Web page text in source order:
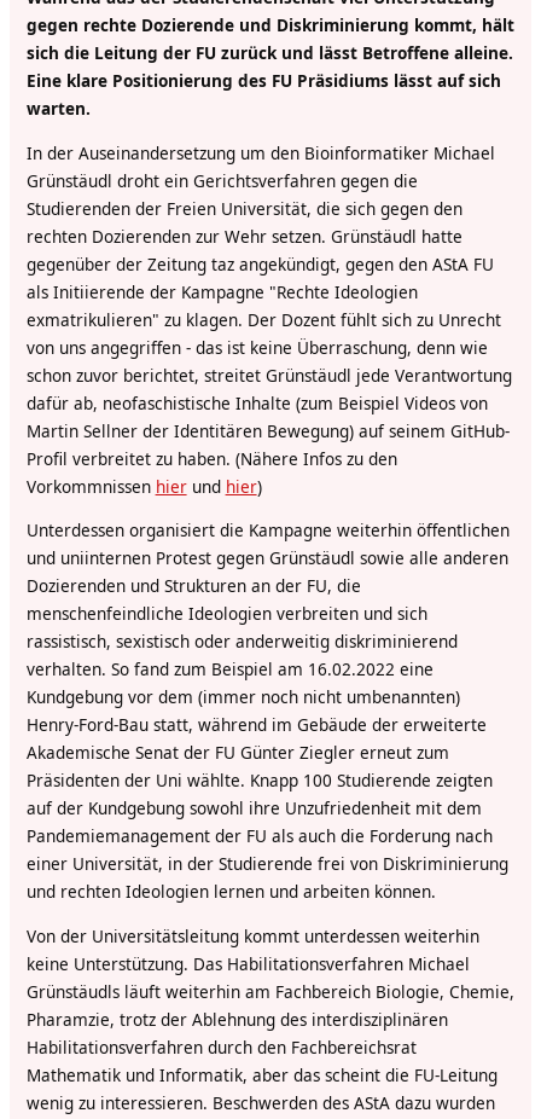
gegen rechte Dozierende und Diskriminierung kommt, hält
sich die Leitung der FU zurück und lässt Betroffene alleine.
Eine klare Positionierung des FU Präsidiums lässt auf sich
warten.
In der Auseinandersetzung um den Bioinformatiker Michael
Grünstäudl droht ein Gerichtsverfahren gegen die
Studierenden der Freien Universität, die sich gegen den
rechten Dozierenden zur Wehr setzen. Grünstäudl hatte
gegenüber der Zeitung taz angekündigt, gegen den AStA FU
als Initiierende der Kampagne "Rechte Ideologien
exmatrikulieren" zu klagen. Der Dozent fühlt sich zu Unrecht
von uns angegriffen - das ist keine Überraschung, denn wie
schon zuvor berichtet, streitet Grünstäudl jede Verantwortung
dafür ab, neofaschistische Inhalte (zum Beispiel Videos von
Martin Sellner der Identitären Bewegung) auf seinem GitHub-
Profil verbreitet zu haben. (Nähere Infos zu den
Vorkommnissen hierund hier)
Unterdessen organisiert die Kampagne weiterhin öffentlichen
und uniinternen Protest gegen Grünstäudl sowie alle anderen
Dozierenden und Strukturen an der FU, die
menschenfeindliche Ideologien verbreiten und sich
rassistisch, sexistisch oder anderweitig diskriminierend
verhalten. So fand zum Beispiel am 16.02.2022 eine
Kundgebung vor dem (immer noch nicht umbenannten)
Henry-Ford-Bau statt, während im Gebäude der erweiterte
Akademische Senat der FU Günter Ziegler erneut zum
Präsidenten der Uni wählte. Knapp 100 Studierende zeigten
auf der Kundgebung sowohl ihre Unzufriedenheit mit dem
Pandemiemanagement der FU als auch die Forderung nach
einer Universität, in der Studierende frei von Diskriminierung
und rechten Ideologien lernen und arbeiten können.
Von der Universitätsleitung kommt unterdessen weiterhin
keine Unterstützung. Das Habilitationsverfahren Michael
Grünstäudls läuft weiterhin am Fachbereich Biologie, Chemie,
Pharamzie, trotz der Ablehnung des interdisziplinären
Habilitationsverfahren durch den Fachbereichsrat
Mathematik und Informatik, aber das scheint die FU-Leitung
wenig zu interessieren. Beschwerden des AStA dazu wurden